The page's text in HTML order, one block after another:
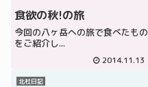
食欲の秋!の旅
今回の八ヶ岳への旅で食べたもの
をご紹介し...
2014.11.13
北杜日記